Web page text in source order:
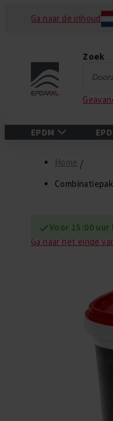
Ga naar de inhoud
Zoek
EPDM
Home
Ga naar het einde
Voor 15:00